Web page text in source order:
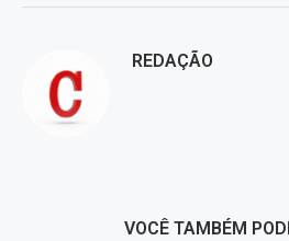
REDAÇÃO
VOCÊ TAMBÉM